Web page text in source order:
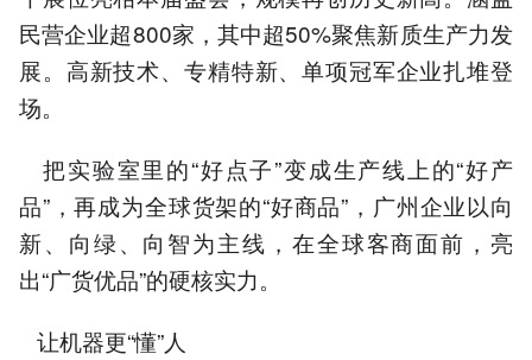
民营企业超800家，其中超50%聚焦新质生产力发
展。高新技术、专精特新、单项冠军企业扎堆登
场。
把实验室里的“好点子”变成生产线上的“好产
品”，再成为全球货架的“好商品”，广州企业以向
新、向绿、向智为主线，在全球客商面前，亮
出“广货优品”的硬核实力。
让机器更“懂”人